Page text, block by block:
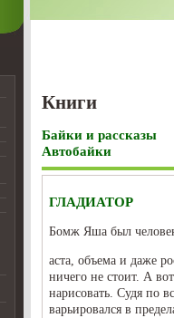
Книги
Байки и рассказы
Автобайки
ГЛАДИАТОР
Бомж Яша был
аста, объема и даже
ничего не стоит. А
нарисовать. Судя по
варьировался в